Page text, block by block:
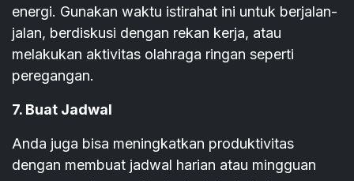
energi. Gunakan waktu istirahat ini untuk berjalan-
jalan, berdiskusi dengan rekan kerja, atau
melakukan aktivitas olahraga ringan seperti
peregangan.
7. Buat Jadwal
Anda juga bisa meningkatkan produktivitas
dengan membuat jadwal harian atau mingguan